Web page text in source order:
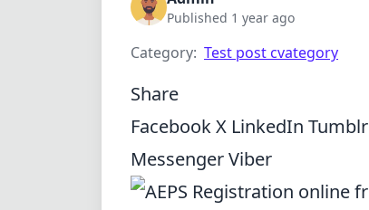
Published 1 year ago
Category: Test post cvategory
Share
FacebookX LinkedIn Tumblr
MessengerViber